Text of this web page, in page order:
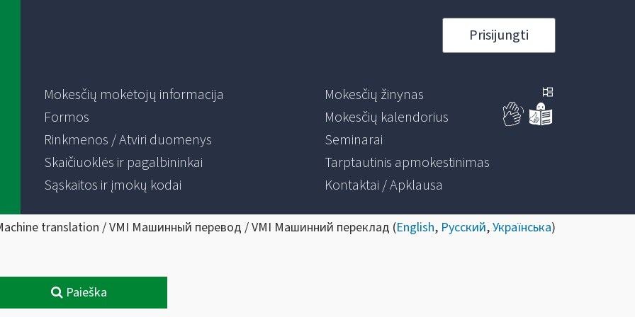
Prisijungti
Mokesčių mokėtojų informacija
Formos
Rinkmenos / Atviri duomenys
Skaičiuoklės ir pagalbininkai
Sąskaitos ir įmokų kodai
Mokesčių žinynas
Mokesčių kalendorius
Seminarai
Tarptautinis apmokestinimas
Kontaktai / Apklausa
translation / VMI Машинный перевод / VMI Машинний переклад (English, Русский,Українська)
Paieška